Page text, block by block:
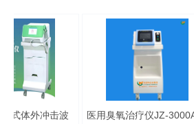
体外冲击波
医用臭氧治疗仪JZ-3000A台